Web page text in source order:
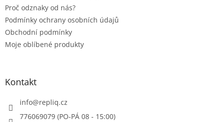
Proč odznaky od nás?
Podmínky ochrany osobních údajů
Obchodní podmínky
Moje oblíbené produkty
Kontakt
info@repliq.cz
776069079 (PO-PÁ 08 - 15:00)